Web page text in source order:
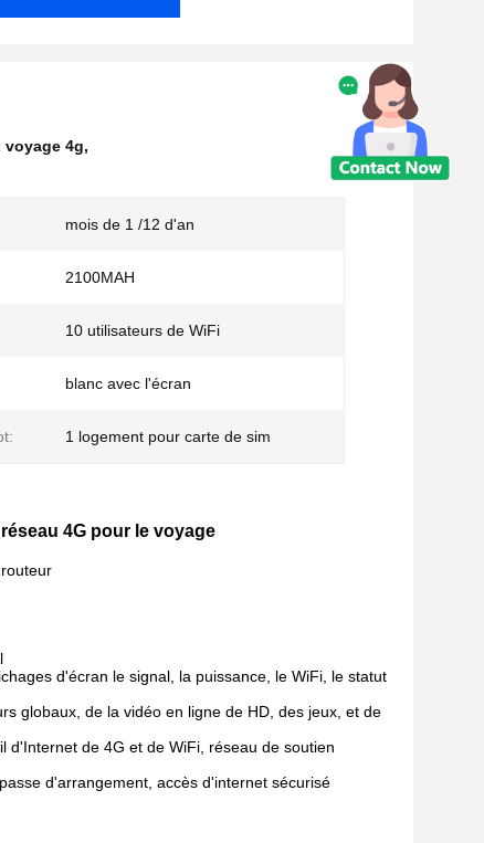
4g,
mois de 1 /12 d'an
2100MAH
10 utilisateurs de WiFi
blanc avec l'écran
1 logement pour carte de sim
4G pour le voyage
d'écran le signal, la puissance, le WiFi, le statut
globaux, de la vidéo en ligne de HD, des jeux, et de
d'Internet de 4G et de WiFi, réseau de soutien
d'arrangement, accès d'internet sécurisé